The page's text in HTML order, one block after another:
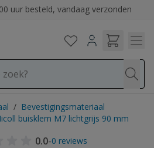
uur besteld, vandaag verzonden
/ Bevestigingsmateriaal
buisklem M7 lichtgrijs 90 mm
0.0-0 reviews